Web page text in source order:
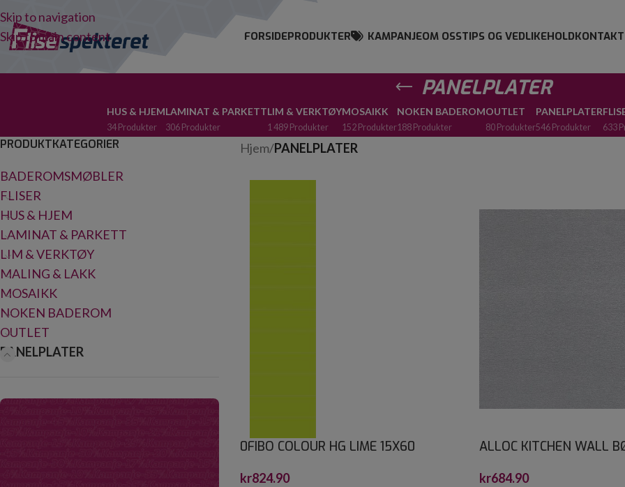
Skip to navigation
Skip to main content
FORSIDEPRODUKTER KAMPANJEOM OSSTIPS OG VEDLIKEHOLD
PANELPLATER
HUS & HJEM
34 Produkter
LAMINAT & PARKETT
306 Produkter
LIM & VERKTØY
1 489 Produkter
MOSAIKK
152 Produkter
NOKEN BADEROM
188 Produkter
OUTLET
80 Produkter
PANELPLATER
546 Produkter 633
PRODUKTKATEGORIER
BADEROMSMØBLER
FLISER
HUS & HJEM
LAMINAT & PARKETT
LIM & VERKTØY
MALING & LAKK
MOSAIKK
NOKEN BADEROM
OUTLET
PANELPLATER
Hjem/PANELPLATER
0FIBO COLOUR HG LIME 15X60
kr824.90
ALLOC KITCHEN WALL
kr684.90